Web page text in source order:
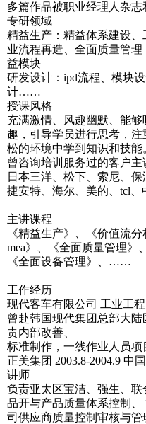
多篇作品被职业经理人杂
专研领域
精益生产：精益体系建设
业流程再造、全面质量管
益模块
研发设计：ipd流程、模块
计……
授课风格
充满激情、风趣幽默、能
趣，引导学员进行思考，
松的环境中学到知识和技能
曾咨询培训服务过的客户主
日本三洋、松下、索尼、
捷安特、海尔、美的、tcl
主讲课程
《精益生产》、《价值流
mea》、《全面质量管理》
《全面设备管理》、……
工作经历
现代客车有限公司 工业工
曾赴韩国现代集团总部大
责内部改善、
标准制作，一线作业人员项
正美集团 2003.8-2004.9 中
讲师
负责亚太区宝洁、强生、
品开与产品质量体系控制
司供应商质量控制审核与